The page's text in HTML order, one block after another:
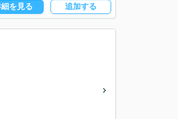
を見る 追加する